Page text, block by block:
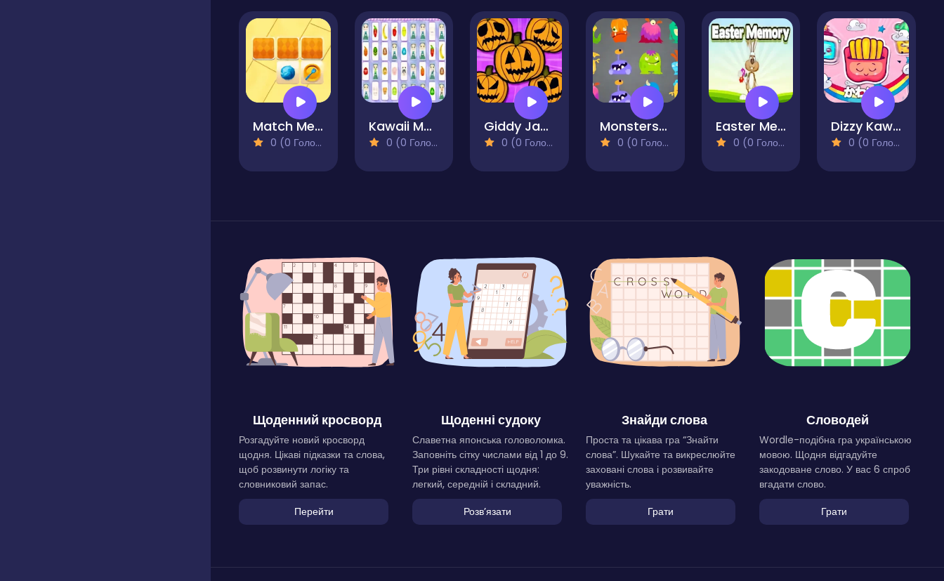
Match Memory
0 (0 Голосів)
Kawaii Memory
0 (0 Голосів)
Giddy Jacks
0 (0 Голосів)
Monsters Match
0 (0 Голосів)
Easter Memory
0 (0 Голосів)
Dizzy Kawaii
0 (0 Голосів)
Щоденний кросворд
Розгадуйте новий кросворд
щодня. Цікаві підказки та слова,
щоб розвинути логіку та
словниковий запас.
Перейти
Щоденні судоку
Славетна японська головоломка.
Заповніть сітку числами від 1 до 9.
Три рівні складності щодня:
легкий, середній і складний.
Розвʼязати
Знайди слова
Проста та цікава гра “Знайти
слова”. Шукайте та викреслюйте
заховані слова і розвивайте
уважність.
Грати
Словодей
Wordle-подібна гра українською
мовою. Щодня відгадуйте
закодоване слово. У вас 6 спроб
вгадати слово.
Грати